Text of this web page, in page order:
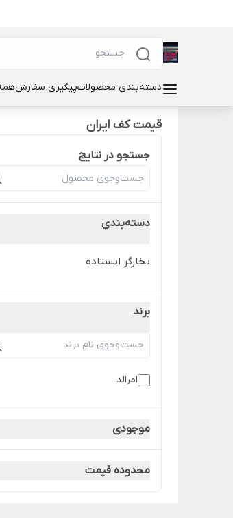
دسته‌بندی محصولاتپیگیری سفارش
قیمت کف ایران
جستجو در نتایج
دسته‌بندی
بخارگر ایستاده
برند
امرالد
موجودی
محدوده قیمت